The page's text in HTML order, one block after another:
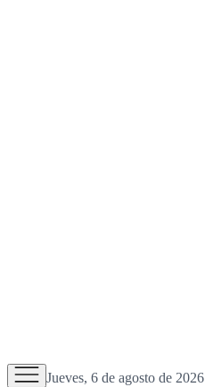
Jueves, 6 de agosto de 2026